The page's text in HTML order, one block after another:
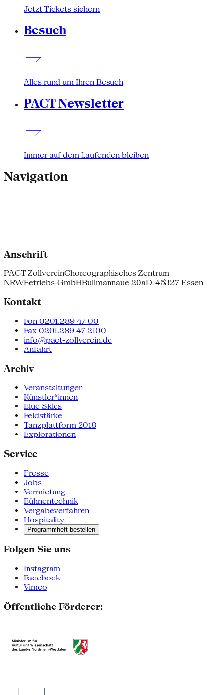
Jetzt Tickets sichern
Besuch
Alles rund um Ihren Besuch
PACT Newsletter
Immer auf dem Laufenden bleiben
Navigation
Anschrift
PACT ZollvereinChoreographisches Zentrum
NRWBetriebs-GmbHBullmannaue 20aD-45327 Essen
Kontakt
Fon 0201.289 47 00
Fax 0201.289 47 2100
info@pact-zollverein.de
Anfahrt
Archiv
Veranstaltungen
Künstler*innen
Blue Skies
Feldstärke
Tanzplattform 2018
Explorationen
Service
Presse
Jobs
Vermietung
Bühnentechnik
Vergabeverfahren
Hospitality
Programmheft bestellen
Folgen Sie uns
Instagram
Facebook
Vimeo
Öffentliche Förderer: